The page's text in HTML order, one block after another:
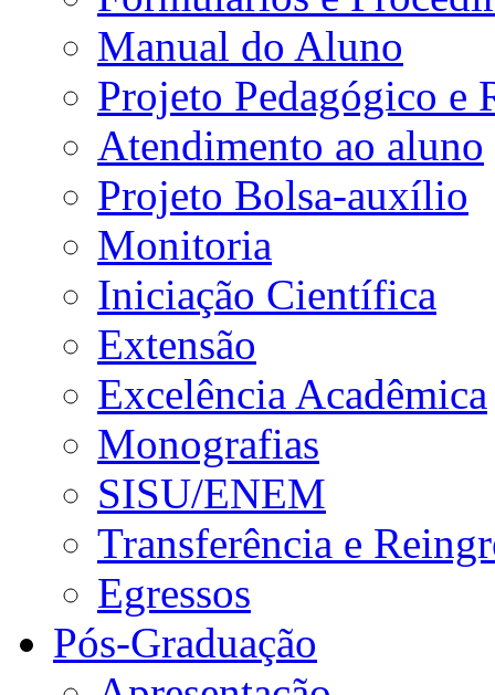
Manual do Aluno
Projeto Pedagógico e
Atendimento ao aluno
Projeto Bolsa-auxílio
Monitoria
Iniciação Científica
Extensão
Excelência Acadêmica
Monografias
SISU/ENEM
Transferência e
Egressos
Pós-Graduação